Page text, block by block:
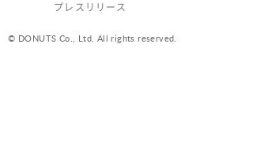
プレスリリース
© DONUTS Co., Ltd. All rights reserved.